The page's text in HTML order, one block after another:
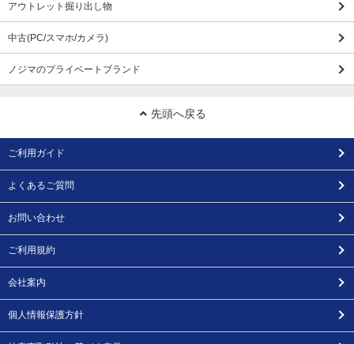
アウトレット掘り出し物
中古(PC/スマホ/カメラ)
ノジマのプライベートブランド
先頭へ戻る
ご利用ガイド
よくあるご質問
お問い合わせ
ご利用規約
会社案内
個人情報保護方針